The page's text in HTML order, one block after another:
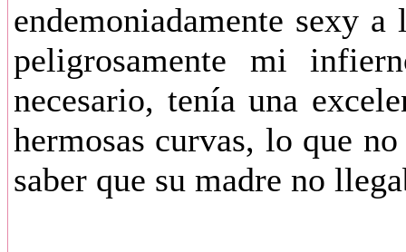
endemoniadamente sexy
peligrosamente mi
necesario, tenía una
hermosas curvas, lo que
saber que su madre no